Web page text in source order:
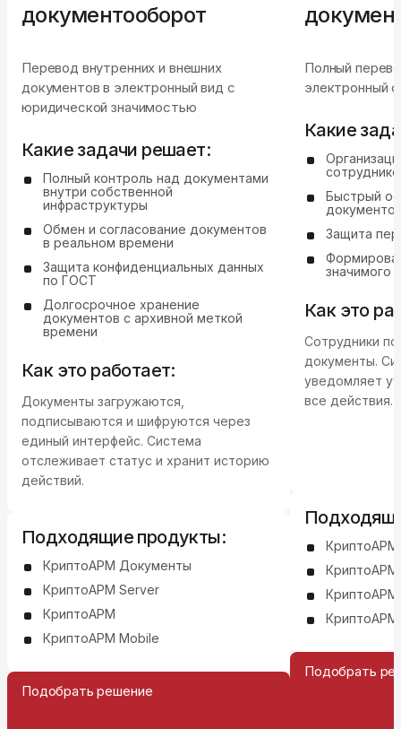
документооборот
Перевод внутренних и внешних
документов в электронный вид с
юридической значимостью
Какие задачи решает:
Полный контроль над документами
внутри собственной
инфраструктуры
Обмен и согласование документов
в реальном времени
Защита конфиденциальных данных
по ГОСТ
Долгосрочное хранение
документов с архивной меткой
времени
Как это работает:
Документы загружаются,
подписываются и шифруются через
единый интерфейс. Система
отслеживает статус и хранит историю
действий.
Подходящие продукты:
КриптоАРМ Документы
КриптоАРМ Server
КриптоАРМ
КриптоАРМ Mobile
Подобрать решение
Полный
электронный
Какие
Быстрый
Защита
значимого
Как это
Сотрудники
документы.
уведомляет
все действия.
КриптоАРМ
КриптоАРМ
КриптоАРМ
Подобрать